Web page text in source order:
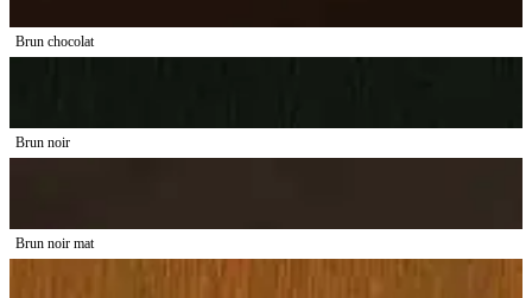
Brun chocolat
Brun noir
Brun noir mat